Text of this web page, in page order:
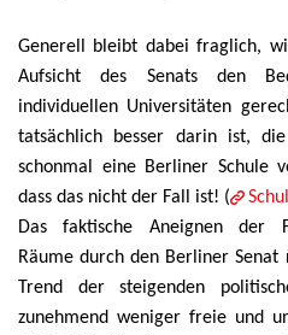
Generell bleibt dabei fraglich,
Aufsicht des Senats den
individuellen Universitäten
tatsächlich besser darin ist,
schonmal eine Berliner Schule
dass das nicht der Fall ist! (
Das faktische Aneignen der
Räume durch den Berliner
Trend der steigenden
zunehmend weniger freie und